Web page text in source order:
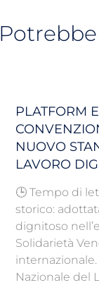
PLATFORM
NUOVO
LAVORO
🕒 Tempo di
storico:
dignitoso
Solidarietà
Nazionale del